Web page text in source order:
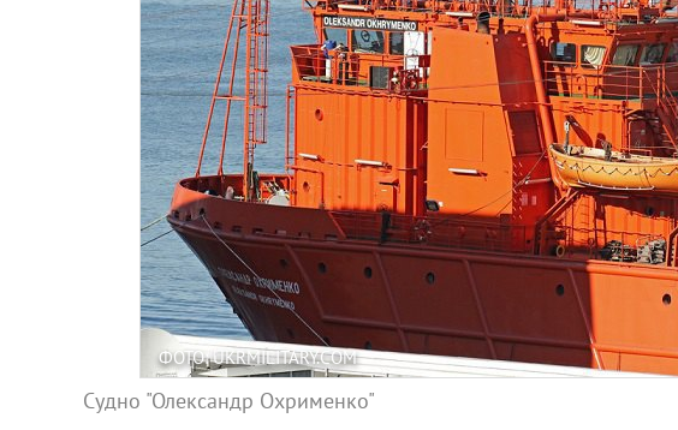
ФОТО: UKRMILITARY.COM
Судно "Олександр Охрименко"